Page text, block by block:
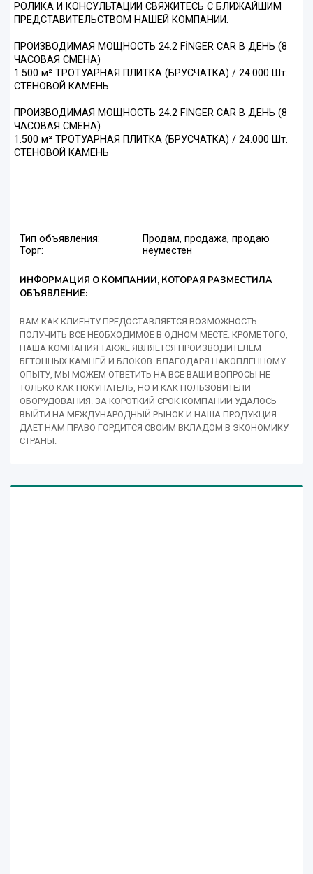
РОЛИКА И КОНСУЛЬТАЦИИ СВЯЖИТЕСЬ С БЛИЖАЙШИМ
ПРЕДСТАВИТЕЛЬСТВОМ НАШЕЙ КОМПАНИИ.
ПРОИЗВОДИМАЯ МОЩНОСТЬ 24.2 FİNGER CAR В ДЕНЬ (8
ЧАСОВАЯ СМЕНА)
1.500 м² ТРОТУАРНАЯ ПЛИТКА (БРУСЧАТКА) / 24.000 Шт.
СТЕНОВОЙ КАМЕНЬ
ПРОИЗВОДИМАЯ МОЩНОСТЬ 24.2 FINGER CAR В ДЕНЬ (8
ЧАСОВАЯ СМЕНА)
1.500 м² ТРОТУАРНАЯ ПЛИТКА (БРУСЧАТКА) / 24.000 Шт.
СТЕНОВОЙ КАМЕНЬ
Тип объявления:
Продам, продажа, продаю
Торг:
неуместен
ИНФОРМАЦИЯ О КОМПАНИИ, КОТОРАЯ РАЗМЕСТИЛА
ОБЪЯВЛЕНИЕ:
ВАМ КАК КЛИЕНТУ ПРЕДОСТАВЛЯЕТСЯ ВОЗМОЖНОСТЬ
ПОЛУЧИТЬ ВСЕ НЕОБХОДИМОЕ В ОДНОМ МЕСТЕ. КРОМЕ ТОГО,
НАША КОМПАНИЯ ТАКЖЕ ЯВЛЯЕТСЯ ПРОИЗВОДИТЕЛЕМ
БЕТОННЫХ КАМНЕЙ И БЛОКОВ. БЛАГОДАРЯ НАКОПЛЕННОМУ
ОПЫТУ, МЫ МОЖЕМ ОТВЕТИТЬ НА ВСЕ ВАШИ ВОПРОСЫ НЕ
ТОЛЬКО КАК ПОКУПАТЕЛЬ, НО И КАК ПОЛЬЗОВИТЕЛИ
ОБОРУДОВАНИЯ. ЗА КОРОТКИЙ СРОК КОМПАНИИ УДАЛОСЬ
ВЫЙТИ НА МЕЖДУНАРОДНЫЙ РЫНОК И НАША ПРОДУКЦИЯ
ДАЕТ НАМ ПРАВО ГОРДИТСЯ СВОИМ ВКЛАДОМ В ЭКОНОМИКУ
СТРАНЫ.